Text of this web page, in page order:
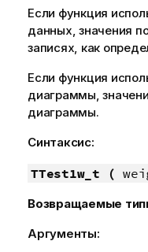
Если функция
данных, значения
записях, как
Если функция
диаграммы,
диаграммы.
Синтаксис:
TTest1w_t (
Возвращаемые
Аргументы: